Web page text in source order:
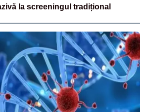
la screeningul tradițional